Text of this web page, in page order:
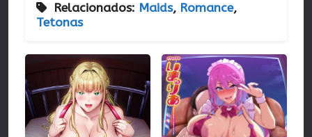
Relacionados: Maids, Romance,
Tetonas